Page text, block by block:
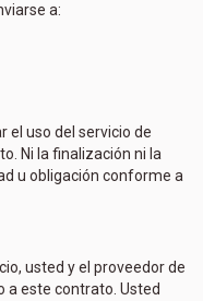
a:
el uso del servicio de
Ni la finalización ni la
u obligación conforme a
usted y el proveedor de
a este contrato. Usted